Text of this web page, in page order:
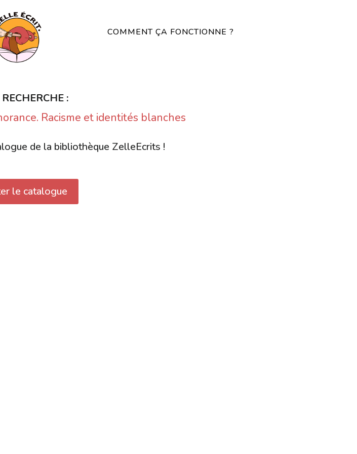
COMMENT ÇA FONCTIONNE ?
:
Racisme et identités blanches
de la bibliothèque ZelleEcrits !
le catalogue